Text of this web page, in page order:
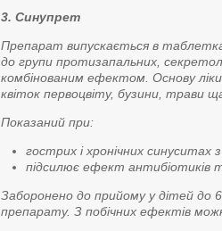
3. Синупрет
Препарат випускається в
до групи протизапальних,
комбінованим ефектом. Основу
квіток первоцвіту, бузини, трави
Показаний при:
гострих і хронічних синуситах
підсилює ефект антибіотиків
Заборонено до прийому у дітей до
препарату. З побічних ефектів